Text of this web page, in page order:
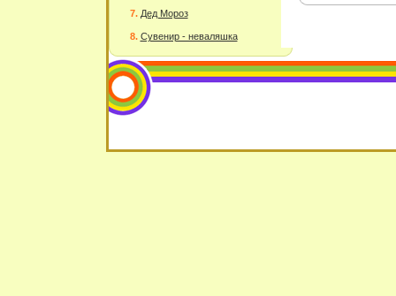
Дед Мороз
Сувенир - неваляшка